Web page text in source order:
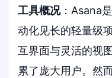
工具概况：Asana
动化见长的轻量级
互界面与灵活的视
累了庞大用户。然